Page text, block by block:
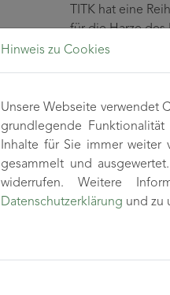
TITK hat eine
für die Harze des
grundsätzlich für
verfügen. Dazu
solche
polymeren
In
Thermoplast
ohnehin
Schädigung
Hinweis zu Cookies
Unsere Webseite verwendet
grundlegende
Inhalte für Sie immer weiter
gesammelt und
widerrufen. Weitere
Datenschutzerklärung und zu